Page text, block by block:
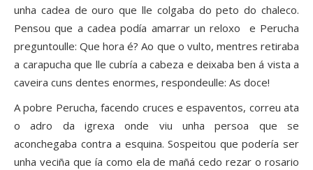
unha cadea de ouro que lle colgaba do peto do chaleco.
Pensou que a cadea podía amarrar un reloxo e Perucha
preguntoulle: Que hora é? Ao que o vulto, mentres retiraba
a carapucha que lle cubría a cabeza e deixaba ben á vista a
caveira cuns dentes enormes, respondeulle: As doce!
A pobre Perucha, facendo cruces e espaventos, correu ata
o adro da igrexa onde viu unha persoa que se
aconchegaba contra a esquina. Sospeitou que podería ser
unha veciña que ía como ela de mañá cedo rezar o rosario